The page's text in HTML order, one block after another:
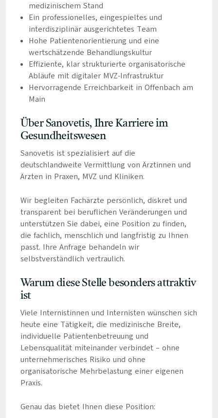
medizinischem Stand
Ein professionelles, eingespieltes und
interdisziplinär ausgerichtetes Team
Hohe Patientenorientierung und eine
wertschätzende Behandlungskultur
Effiziente, klar strukturierte organisatorische
Abläufe mit digitaler MVZ-Infrastruktur
Hervorragende Erreichbarkeit in Offenbach am
Main
Über Sanovetis, Ihre Karriere im
Gesundheitswesen
Sanovetis ist spezialisiert auf die
deutschlandweite Vermittlung von Ärztinnen und
Ärzten in Praxen, MVZ und Kliniken.
Wir begleiten Fachärzte persönlich, diskret und
transparent bei beruflichen Veränderungen und
unterstützen Sie dabei, eine Position zu finden,
die fachlich, menschlich und langfristig zu Ihnen
passt. Ihre Anfrage behandeln wir
selbstverständlich vertraulich.
Warum diese Stelle besonders attraktiv
ist
Viele Internistinnen und Internisten wünschen sich
heute eine Tätigkeit, die medizinische Breite,
individuelle Patientenbetreuung und
Lebensqualität miteinander verbindet – ohne
unternehmerisches Risiko und ohne
organisatorische Mehrbelastung einer eigenen
Praxis.
Genau das bietet Ihnen diese Position: